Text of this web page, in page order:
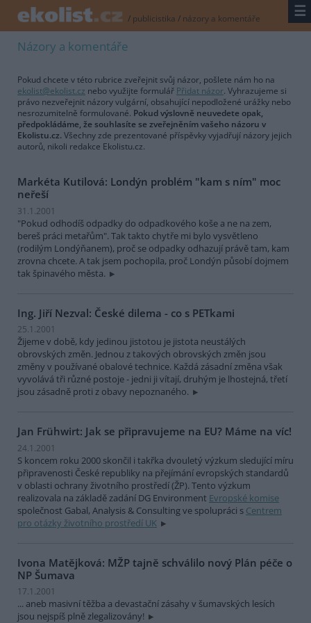
/ publicistika / názory a komentáře ☰
Názory a komentáře
Pokud chcete v této rubrice zveřejnit svůj názor, pošlete nám ho na
ekolist@ekolist.cz nebo využijte formulář Přidat názor. Vyhrazujeme si
právo nezveřejnit názory vulgární, obsahující nepodložené urážky nebo
nesrozumitelně formulované. Pokud výslovně neuvedete opak,
předpokládáme, že souhlasíte se zveřejněním vašeho názoru v
Ekolistu.cz. Všechny zde prezentované příspěvky vyjadřují názory jejich
autorů, nikoli redakce Ekolistu.cz.
Markéta Kutilová: Londýn problém "kam s ním" moc
neřeší
31.1.2001
"Pokud odhodíš odpadky do odpadkového koše a ne na zem,
bereš práci metařům". Tak takto chytře mi bylo vysvětleno
(rodilým Londýňanem), proč se odpadky odhazují právě tam, kam
zrovna chcete. A tak jsem pochopila, proč Londýn působí dojmem
tak špinavého města.
Ing. Jiří Nezval: České dilema - co s PETkami
25.1.2001
Žijeme v době, kdy jedinou jistotou je jistota neustálých
obrovských změn. Jednou z takových obrovských změn jsou
změny v používané obalové technice. Každá zásadní změna však
vyvolává tři různé postoje - jedni ji vítají, druhým je lhostejná, třetí
jsou zásadně proti z obavy nepoznaného.
Jan Frühwirt: Jak se připravujeme na EU? Máme na víc!
24.1.2001
S koncem roku 2000 skončil i takřka dvouletý výzkum sledující míru
připravenosti České republiky na přejímání evropských standardů
v oblasti ochrany životního prostředí (ŽP). Tento výzkum
realizovala na základě zadání DG Environment Evropské komise
společnost Gabal, Analysis & Consulting ve spolupráci s Centrem
pro otázky životního prostředí UK
Ivona Matějková: MŽP tajně schválilo nový Plán péče o
NP Šumava
17.1.2001
... aneb masivní těžba a devastační zásahy v šumavských lesích
jsou nejspíš plně zlegalizovány!